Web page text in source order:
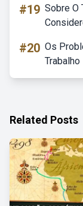
#19 Sobre O
#20 Os
Related Posts